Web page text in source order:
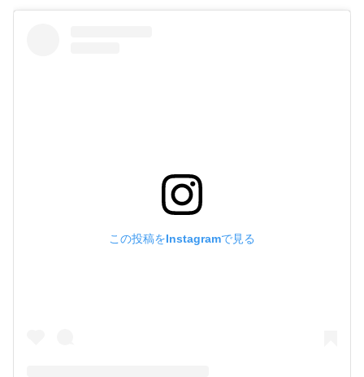
この投稿をInstagramで見る